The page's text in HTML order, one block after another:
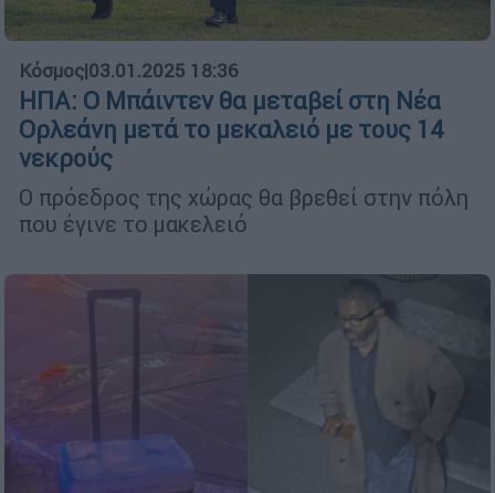
Κόσμος|03.01.2025 18:36
ΗΠΑ: Ο Μπάιντεν θα μεταβεί στη Νέα
Ορλεάνη μετά το μεκαλειό με τους 14
νεκρούς
Ο πρόεδρος της χώρας θα βρεθεί στην πόλη
που έγινε το μακελειό